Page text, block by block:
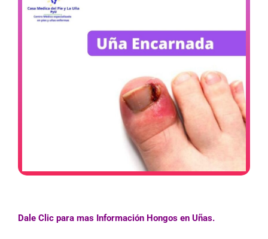
Dale Clic para mas Información Hongos en Uñas.